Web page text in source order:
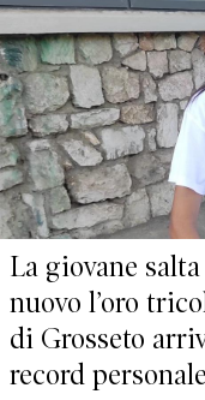
La giovane
nuovo l’oro
di Grosseto
record personale